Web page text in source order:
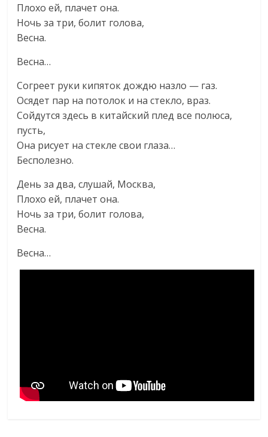
Плохо ей, плачет она.
Ночь за три, болит голова,
Весна.
Весна…
Согреет руки кипяток дождю назло — газ.
Осядет пар на потолок и на стекло, враз.
Сойдутся здесь в китайский плед все полюса,
пусть,
Она рисует на стекле свои глаза…
Бесполезно.
День за два, слушай, Москва,
Плохо ей, плачет она.
Ночь за три, болит голова,
Весна.
Весна…